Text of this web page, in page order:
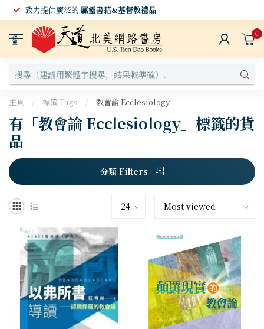
致力提供廣泛的屬靈書籍&基督教禮品
選
單
0
主頁 / 標籤 Tags / 教會論 Ecclesiology
有「教會論 Ecclesiology」標籤的貨
品
分類 Filters